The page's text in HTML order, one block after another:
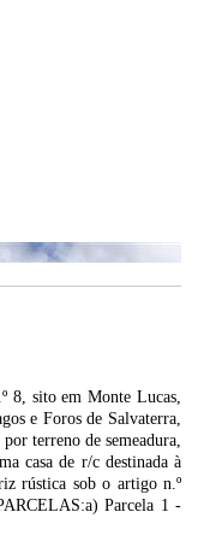
8, sito em Monte Lucas,
e Foros de Salvaterra,
terreno de semeadura,
casa de r/c destinada à
rústica sob o artigo n.º
Parcela 1 -